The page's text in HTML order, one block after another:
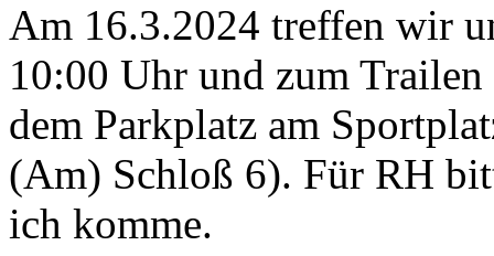
Am 16.3.2024 treffen wir
10:00 Uhr und zum
dem Parkplatz am
(Am) Schloß 6). Für RH
ich komme.